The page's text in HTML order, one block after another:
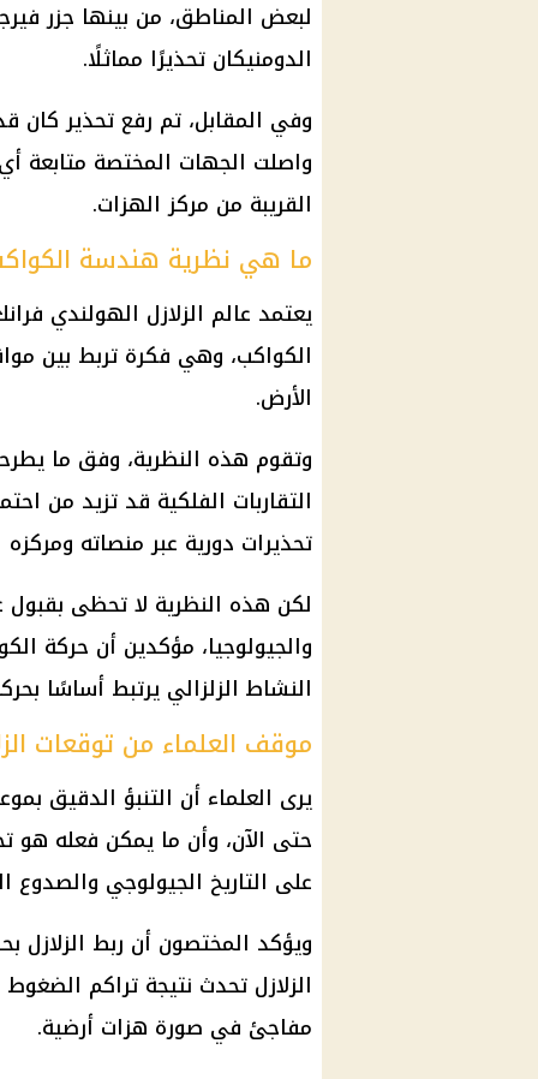
لبعض المناطق، من بينها جزر
الدومنيكان تحذيرًا مماثلًا.
وفي المقابل، تم رفع تحذير كان
واصلت الجهات المختصة متابعة
القريبة من مركز الهزات.
ما هي نظرية هندسة
يعتمد عالم الزلازل الهولندي
الكواكب، وهي فكرة تربط بين
الأرض.
وتقوم هذه النظرية، وفق ما
التقاربات الفلكية قد تزيد من
تحذيرات دورية عبر منصاته ومركزه
لكن هذه النظرية لا تحظى بقبول
والجيولوجيا، مؤكدين أن حركة
النشاط الزلزالي يرتبط أساسًا
موقف العلماء من توقعات
يرى العلماء أن التنبؤ الدقيق
حتى الآن، وأن ما يمكن فعله هو
على التاريخ الجيولوجي والصدوع
ويؤكد المختصون أن ربط الزلازل
الزلازل تحدث نتيجة تراكم
مفاجئ في صورة هزات أرضية.